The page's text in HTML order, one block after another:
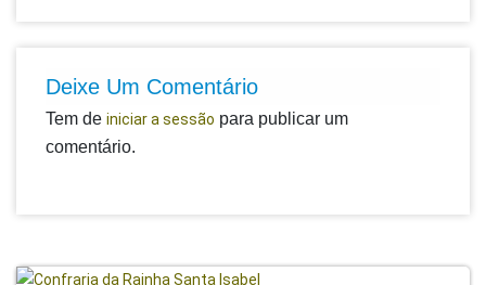
Deixe Um Comentário
Tem de iniciar a sessão para publicar um
comentário.